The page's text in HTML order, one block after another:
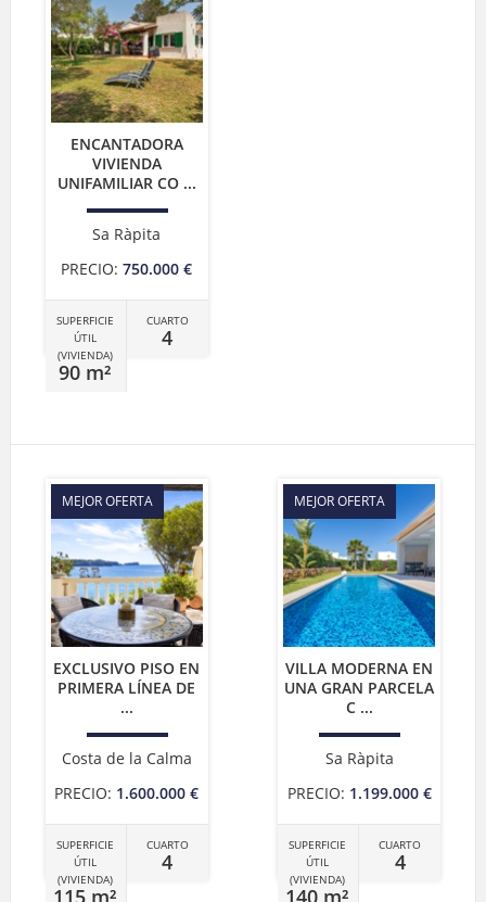
ENCANTADORA
VIVIENDA
UNIFAMILIAR CO ...
Sa Ràpita
PRECIO: 750.000 €
SUPERFICIE
ÚTIL
(VIVIENDA)
90 m²
CUARTO
4
MEJOR OFERTA
EXCLUSIVO PISO EN
PRIMERA LÍNEA DE
...
Costa de la Calma
PRECIO: 1.600.000 €
SUPERFICIE
ÚTIL
(VIVIENDA)
115 m²
CUARTO
4
MEJOR OFERTA
VILLA MODERNA EN
UNA GRAN PARCELA
C ...
Sa Ràpita
PRECIO: 1.199.000 €
SUPERFICIE
ÚTIL
(VIVIENDA)
140 m²
CUARTO
4